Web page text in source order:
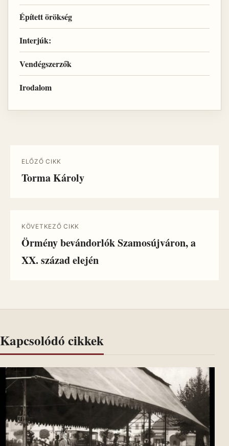
Épített örökség
Interjúk:
Vendégszerzők
Irodalom
ELŐZŐ CIKK
Torma Károly
KÖVETKEZŐ CIKK
Örmény bevándorlók Szamosújváron, a
XX. század elején
Kapcsolódó cikkek